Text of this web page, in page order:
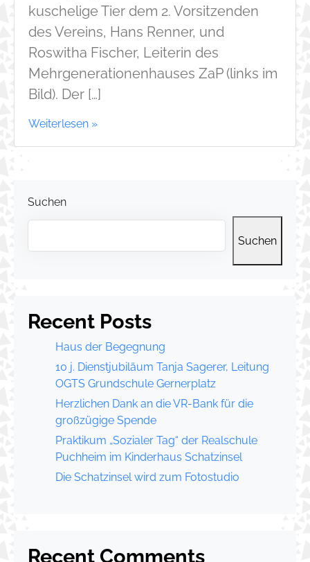
kuschelige Tier dem 2. Vorsitzenden
des Vereins, Hans Renner, und
Roswitha Fischer, Leiterin des
Mehrgenerationenhauses ZaP (links im
Bild). Der […]
Weiterlesen »
Suchen
Suchen
Recent Posts
Haus der Begegnung
10 j. Dienstjubiläum Tanja Sagerer, Leitung
OGTS Grundschule Gernerplatz
Herzlichen Dank an die VR-Bank für die
großzügige Spende
Praktikum „Sozialer Tag“ der Realschule
Puchheim im Kinderhaus Schatzinsel
Die Schatzinsel wird zum Fotostudio
Recent Comments